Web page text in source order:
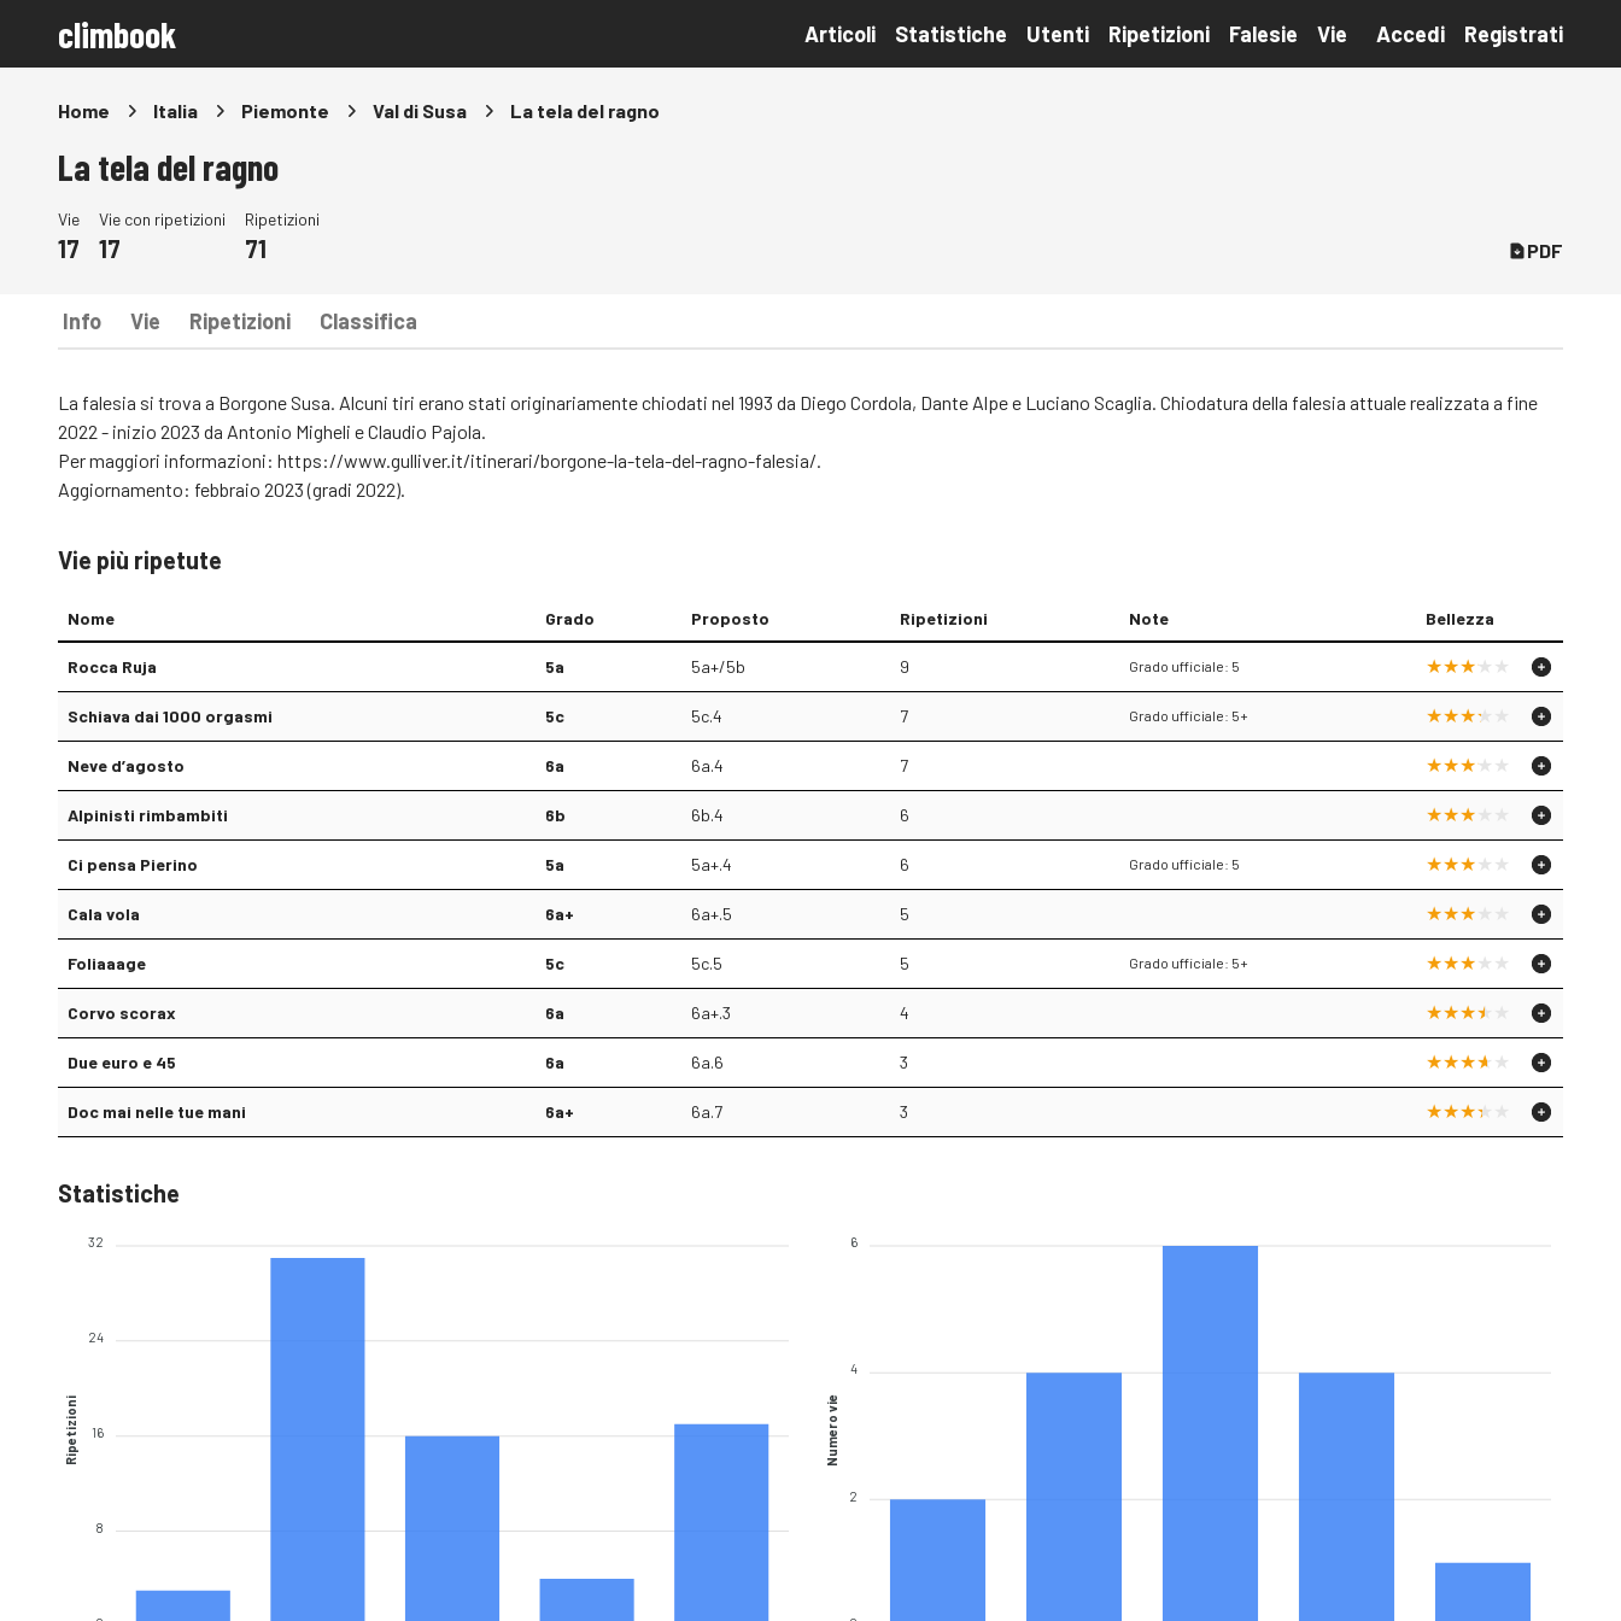
climbook Articoli Statistiche Utenti Ripetizioni Falesie Vie Accedi Registrati
Home Italia Piemonte Val di Susa La tela del ragno
La tela del ragno
Vie
17
Vie con ripetizioni
17
Ripetizioni
71 PDF
Info Vie Ripetizioni Classifica
La falesia si trova a Borgone Susa. Alcuni tiri erano stati originariamente chiodati nel 1993 da Diego Cordola, Dante Alpe e Luciano Scaglia. Chiodatura della falesia attuale realizzata a fine
2022 - inizio 2023 da Antonio Migheli e Claudio Pajola.
Per maggiori informazioni: https://www.gulliver.it/itinerari/borgone-la-tela-del-ragno-falesia/.
Aggiornamento: febbraio 2023 (gradi 2022).
Vie più ripetute
Nome Grado Proposto Ripetizioni Note Bellezza
Rocca Ruja 5a 5a+/5b 9 Grado ufficiale: 5
Schiava dai 1000 orgasmi 5c 5c.4 7 Grado ufficiale: 5+
Neve d’agosto 6a 6a.4 7
Alpinisti rimbambiti 6b 6b.4 6
Ci pensa Pierino 5a 5a+.4 6 Grado ufficiale: 5
Cala vola 6a+ 6a+.5 5
Foliaaage 5c 5c.5 5 Grado ufficiale: 5+
Corvo scorax 6a 6a+.3 4
Due euro e 45 6a 6a.6 3
Doc mai nelle tue mani 6a+ 6a.7 3
Statistiche
32
24
16
8
Ripetizioni
6
4
2
Numero vie